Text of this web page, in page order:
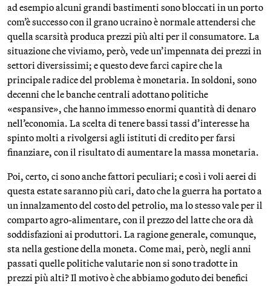
ad esempio alcuni grandi bastimenti sono bloccati in un porto
com’è successo con il grano ucraino è normale attendersi che
quella scarsità produca prezzi più alti per il consumatore. La
situazione che viviamo, però, vede un’impennata dei prezzi in
settori diversissimi; e questo deve farci capire che la
principale radice del problema è monetaria. In soldoni, sono
decenni che le banche centrali adottano politiche
«espansive», che hanno immesso enormi quantità di denaro
nell’economia. La scelta di tenere bassi tassi d’interesse ha
spinto molti a rivolgersi agli istituti di credito per farsi
finanziare, con il risultato di aumentare la massa monetaria.
Poi, certo, ci sono anche fattori peculiari; e così i voli aerei di
questa estate saranno più cari, dato che la guerra ha portato a
un innalzamento del costo del petrolio, ma lo stesso vale per il
comparto agro-alimentare, con il prezzo del latte che ora dà
soddisfazioni ai produttori. La ragione generale, comunque,
sta nella gestione della moneta. Come mai, però, negli anni
passati quelle politiche valutarie non si sono tradotte in
prezzi più alti? Il motivo è che abbiamo goduto dei benefici